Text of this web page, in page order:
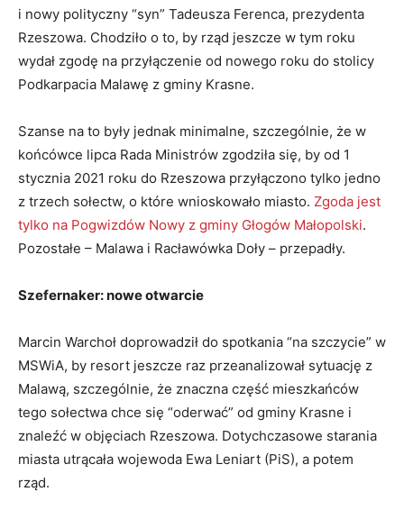
i nowy polityczny “syn” Tadeusza Ferenca, prezydenta
Rzeszowa. Chodziło o to, by rząd jeszcze w tym roku
wydał zgodę na przyłączenie od nowego roku do stolicy
Podkarpacia Malawę z gminy Krasne.
Szanse na to były jednak minimalne, szczególnie, że w
końcówce lipca Rada Ministrów zgodziła się, by od 1
stycznia 2021 roku do Rzeszowa przyłączono tylko jedno
z trzech sołectw, o które wnioskowało miasto. Zgoda jest
tylko na Pogwizdów Nowy z gminy Głogów Małopolski.
Pozostałe – Malawa i Racławówka Doły – przepadły.
Szefernaker: nowe otwarcie
Marcin Warchoł doprowadził do spotkania “na szczycie” w
MSWiA, by resort jeszcze raz przeanalizował sytuację z
Malawą, szczególnie, że znaczna część mieszkańców
tego sołectwa chce się “oderwać” od gminy Krasne i
znaleźć w objęciach Rzeszowa. Dotychczasowe starania
miasta utrącała wojewoda Ewa Leniart (PiS), a potem
rząd.